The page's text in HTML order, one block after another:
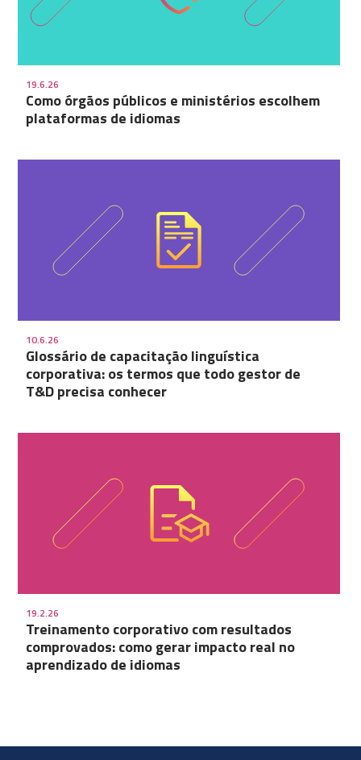
19.6.26
Como órgãos públicos e ministérios escolhem
plataformas de idiomas
10.6.26
Glossário de capacitação linguística
corporativa: os termos que todo gestor de
T&D precisa conhecer
19.2.26
Treinamento corporativo com resultados
comprovados: como gerar impacto real no
aprendizado de idiomas